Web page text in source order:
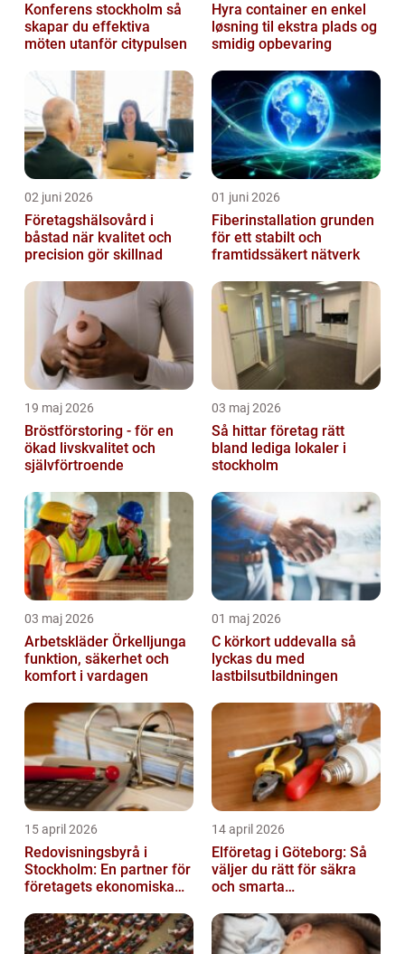
Konferens stockholm så
skapar du effektiva
möten utanför citypulsen
Hyra container en enkel
løsning til ekstra plads og
smidig opbevaring
02 juni 2026
Företagshälsovård i
båstad när kvalitet och
precision gör skillnad
01 juni 2026
Fiberinstallation grunden
för ett stabilt och
framtidssäkert nätverk
19 maj 2026
Bröstförstoring - för en
ökad livskvalitet och
självförtroende
03 maj 2026
Så hittar företag rätt
bland lediga lokaler i
stockholm
03 maj 2026
Arbetskläder Örkelljunga
funktion, säkerhet och
komfort i vardagen
01 maj 2026
C körkort uddevalla så
lyckas du med
lastbilsutbildningen
15 april 2026
Redovisningsbyrå i
Stockholm: En partner för
företagets ekonomiska
14 april 2026
Elföretag i Göteborg: Så
väljer du rätt för säkra
och smarta